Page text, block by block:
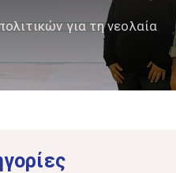
για τη νεολαία